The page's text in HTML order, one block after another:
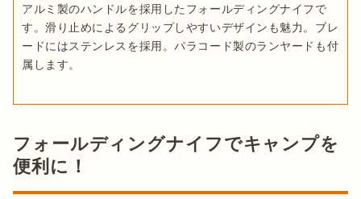
アルミ製のハンドルを採用したフォールディングナイフで
す。滑り止めによるグリップしやすいデザインも魅力。ブレ
ードにはステンレスを採用。パラコード製のランヤードも付
属します。
フォールディングナイフでキャンプを
便利に！